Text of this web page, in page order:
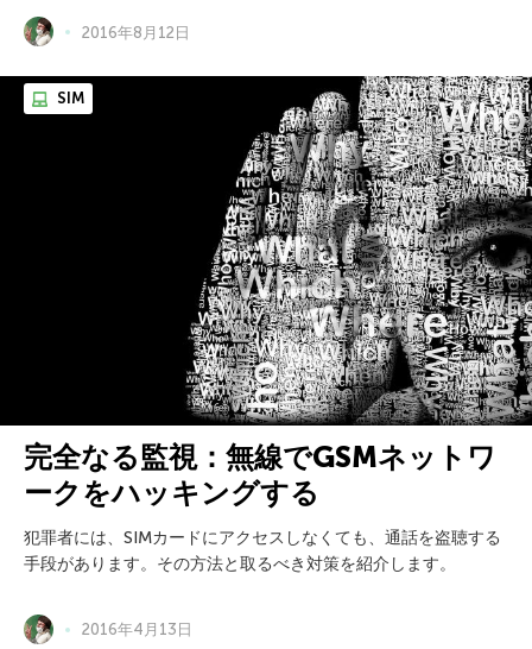
2016年8月12日
SIM
完全なる監視：無線でGSMネットワ
ークをハッキングする
犯罪者には、SIMカードにアクセスしなくても、通話を盗聴する
手段があります。その方法と取るべき対策を紹介します。
2016年4月13日